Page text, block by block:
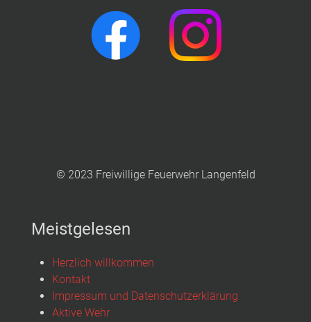
© 2023 Freiwillige Feuerwehr Langenfeld
Meistgelesen
Herzlich willkommen
Kontakt
Impressum und Datenschutzerklärung
Aktive Wehr